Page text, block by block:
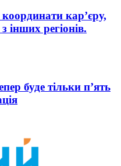
кар’єру,
інших регіонів.
буде тільки п’ять